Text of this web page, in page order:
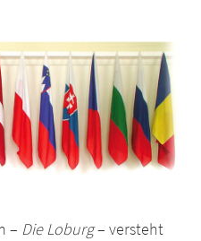
– Die Loburg– versteht